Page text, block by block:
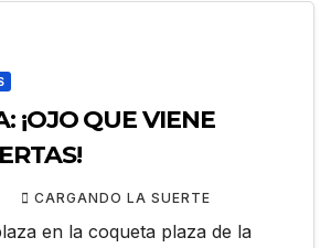
¡OJO QUE VIENE
CARGANDO LA SUERTE
en la coqueta plaza de la